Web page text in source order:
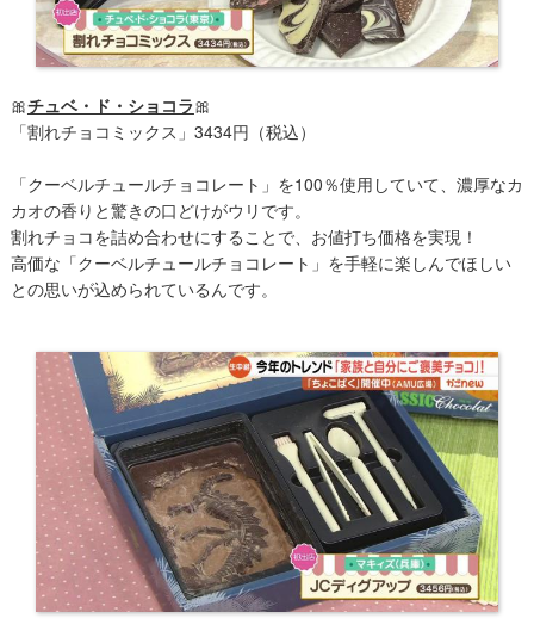
🎀チュベ・ド・ショコラ🎀
「割れチョコミックス」3434円（税込）
「クーベルチュールチョコレート」を100％使用していて、濃厚なカ
カオの香りと驚きの口どけがウリです。
割れチョコを詰め合わせにすることで、お値打ち価格を実現！
高価な「クーベルチュールチョコレート」を手軽に楽しんでほしい
との思いが込められているんです。